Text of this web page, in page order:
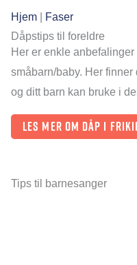
Hjem
Faser
Dåpstips til foreldre
Her er enkle
småbarn/baby. Her
og ditt barn kan bruke i
Les mer om dåp i
Tips til barnesanger